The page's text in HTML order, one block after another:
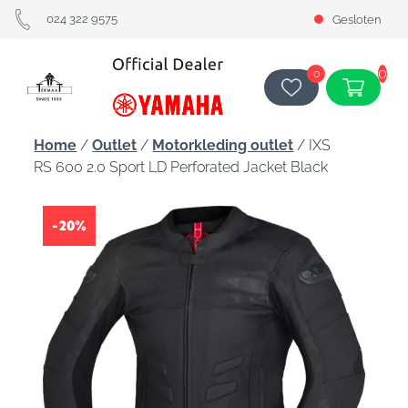
024 322 9575 Gesloten
0 0
Home /Outlet / Motorkleding outlet / IXS
RS 600 2.0 Sport LD Perforated Jacket Black
-20%